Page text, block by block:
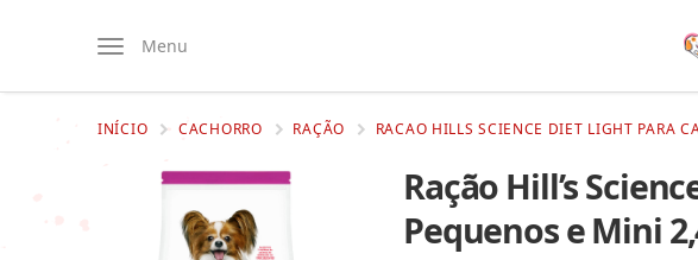
Menu
INÍCIO CACHORRO RAÇÃO RACAO HILLS SCIENCE DIET LIGHT PARA
Ração Hill’s
Pequenos e Mini